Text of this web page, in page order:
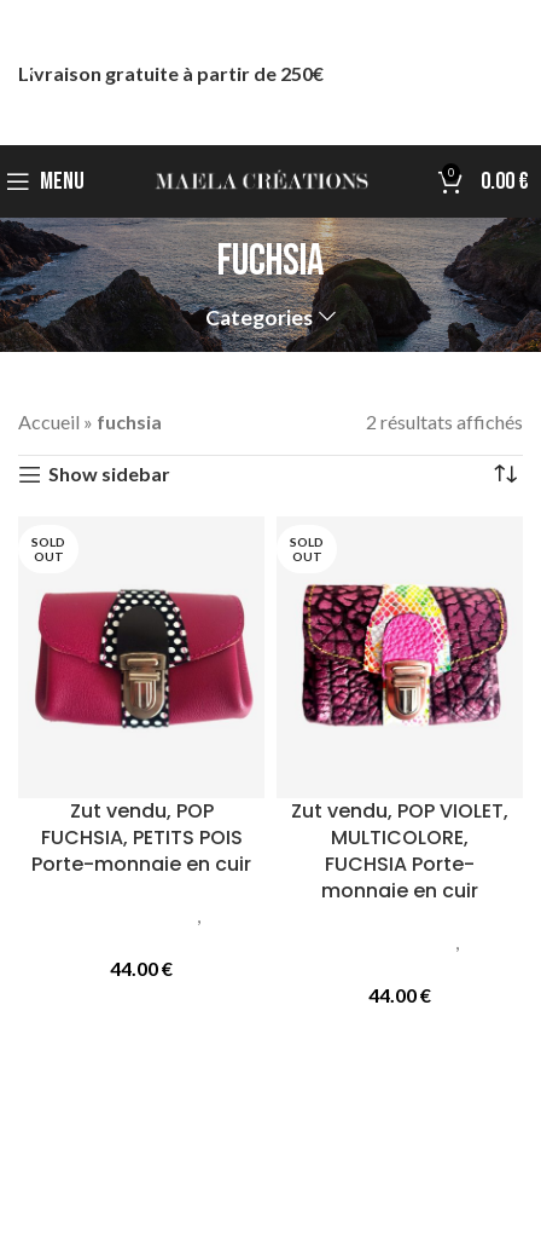
MENU 0 0.00€
fuchsia
Categories
Accueil » fuchsia 2 résultats affichés
Show sidebar
SOLD
OUT
Zut vendu, POP
FUCHSIA, PETITS POIS
Porte-monnaie en cuir
,
44.00€
SOLD
OUT
Zut vendu, POP VIOLET,
MULTICOLORE,
FUCHSIA Porte-
monnaie en cuir
,
44.00€
Livraison gratuite à partir de 250€